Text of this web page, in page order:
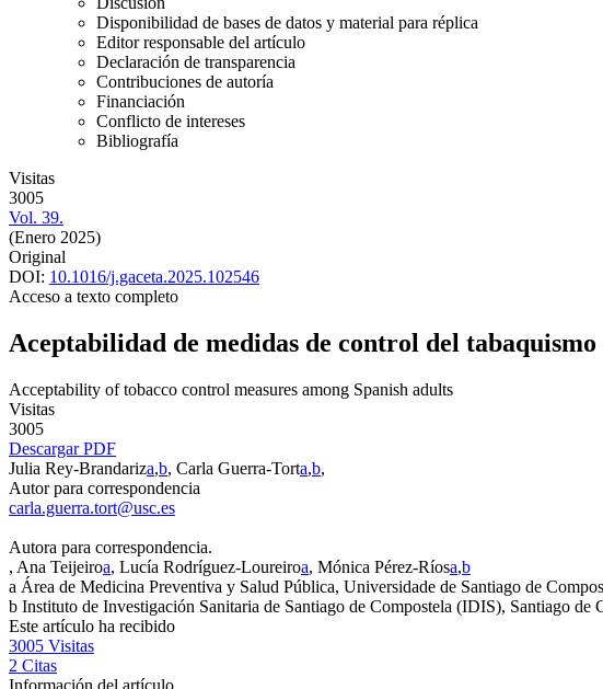
Disponibilidad de bases de datos y material para réplica
Editor responsable del artículo
Declaración de transparencia
Contribuciones de autoría
Financiación
Conflicto de intereses
Bibliografía
Visitas
3005
Vol. 39.
(Enero 2025)
Original
DOI: 10.1016/j.gaceta.2025.102546
Acceso a texto completo
Aceptabilidad de medidas de control del
Acceptability of tobacco control measures among Spanish adults
Visitas
3005
Descargar PDF
Julia Rey-Brandariza,b, Carla Guerra-Torta,b,
Autor para correspondencia
carla.guerra.tort@usc.es
Autora para correspondencia.
, Ana Teijeiroa, Lucía Rodríguez-Loureiroa, Mónica Pérez-Ríosa,b
a Área de Medicina Preventiva y Salud Pública, Universidade de Santiago de
b Instituto de Investigación Sanitaria de Santiago de Compostela (IDIS), Santiago de
Este artículo ha recibido
3005 Visitas
2 Citas